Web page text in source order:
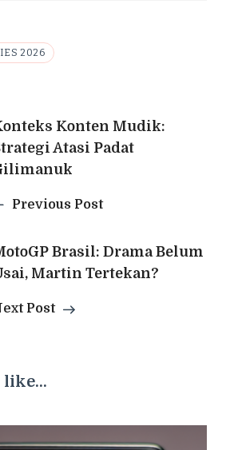
2026
Konten Mudik:
Atasi Padat
Previous Post
Brasil: Drama Belum
Martin Tertekan?
Post
like...